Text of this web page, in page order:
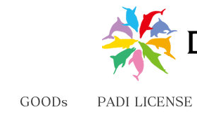
GOODs PADI LICENSE